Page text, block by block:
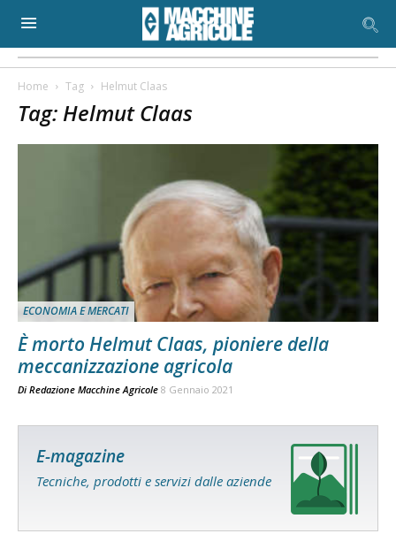
Home Tag Helmut Claas
Tag: Helmut Claas
ECONOMIA E MERCATI
È morto Helmut Claas, pioniere della
meccanizzazione agricola
Di Redazione Macchine Agricole 8 Gennaio 2021
E-magazine
Tecniche, prodotti e servizi dalle aziende